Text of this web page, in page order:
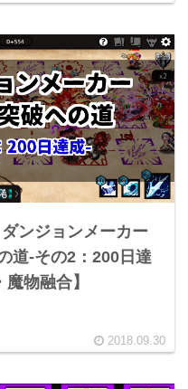
ダンジョンメーカー
道-その2：200日達
物融合】
2018.09.30